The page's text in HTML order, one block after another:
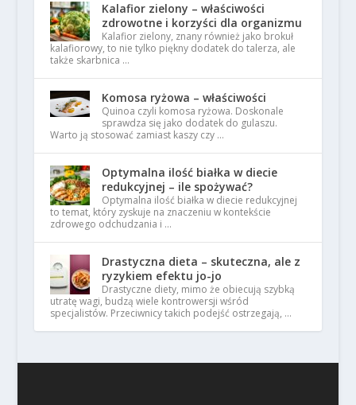
Kalafior zielony – właściwości
zdrowotne i korzyści dla organizmu
Kalafior zielony, znany również jako brokuł
kalafiorowy, to nie tylko piękny dodatek do talerza, ale
także skarbnica …
Komosa ryżowa – właściwości
Quinoa czyli komosa ryżowa. Doskonale
sprawdza się jako dodatek do gulaszu.
Warto ją stosować zamiast kaszy czy …
Optymalna ilość białka w diecie
redukcyjnej – ile spożywać?
Optymalna ilość białka w diecie redukcyjnej
to temat, który zyskuje na znaczeniu w kontekście
zdrowego odchudzania i …
Drastyczna dieta – skuteczna, ale z
ryzykiem efektu jo-jo
Drastyczne diety, mimo że obiecują szybką
utratę wagi, budzą wiele kontrowersji wśród
specjalistów. Przeciwnicy takich podejść ostrzegają, …